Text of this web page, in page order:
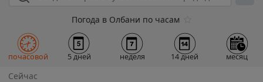
Погода в Олбани по часам
почасовой 5 дней неделя 14 дней месяц
Сейчас